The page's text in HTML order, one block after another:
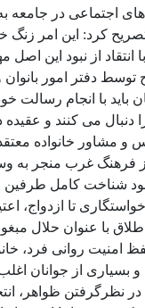
کرد: این امر زنگ
از نبود این
صحیح توسط دفتر
باید با انجام
می کنند و
مشاور خانواده
از فرهنگ غرب منجر
شناخت کامل طرفین
تا
با عنوان حلال
امنیت روانی فرد،
بسیاری از جوانان
ظواهر،